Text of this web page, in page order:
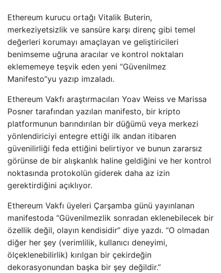
Ethereum kurucu ortağı Vitalik Buterin,
merkeziyetsizlik ve sansüre karşı direnç gibi temel
değerleri korumayı amaçlayan ve geliştiricileri
benimseme uğruna aracılar ve kontrol noktaları
eklememeye teşvik eden yeni “Güvenilmez
Manifesto”yu yazıp imzaladı.
Ethereum Vakfı araştırmacıları Yoav Weiss ve Marissa
Posner tarafından yazılan manifesto, bir kripto
platformunun barındırılan bir düğümü veya merkezi
yönlendiriciyi entegre ettiği ilk andan itibaren
güvenilirliği feda ettiğini belirtiyor ve bunun zararsız
görünse de bir alışkanlık haline geldiğini ve her kontrol
noktasında protokolün giderek daha az izin
gerektirdiğini açıklıyor.
Ethereum Vakfı üyeleri Çarşamba günü yayınlanan
manifestoda “Güvenilmezlik sonradan eklenebilecek bir
özellik değil, olayın kendisidir” diye yazdı. “O olmadan
diğer her şey (verimlilik, kullanıcı deneyimi,
ölçeklenebilirlik) kırılgan bir çekirdeğin
dekorasyonundan başka bir şey değildir.”